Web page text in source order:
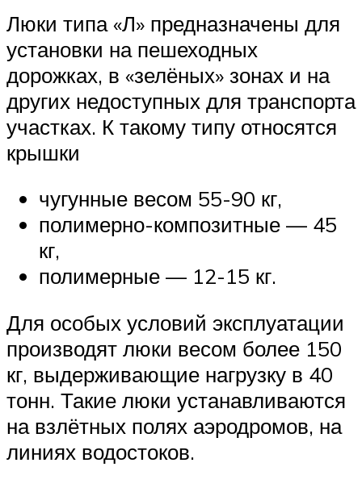
Люки типа «Л» предназначены для
установки на пешеходных
дорожках, в «зелёных» зонах и на
других недоступных для транспорта
участках. К такому типу относятся
крышки
чугунные весом 55-90 кг,
полимерно-композитные — 45
кг,
полимерные — 12-15 кг.
Для особых условий эксплуатации
производят люки весом более 150
кг, выдерживающие нагрузку в 40
тонн. Такие люки устанавливаются
на взлётных полях аэродромов, на
линиях водостоков.